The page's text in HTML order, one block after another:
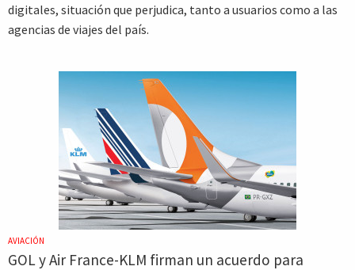
digitales, situación que perjudica, tanto a usuarios como a las
agencias de viajes del país.
AVIACIÓN
GOL y Air France-KLM firman un acuerdo para